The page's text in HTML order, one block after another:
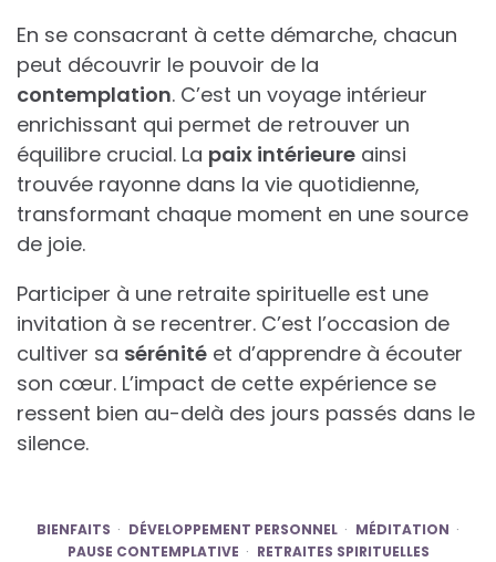
En se consacrant à cette démarche, chacun
peut découvrir le pouvoir de la
contemplation. C’est un voyage intérieur
enrichissant qui permet de retrouver un
équilibre crucial. La paix intérieure ainsi
trouvée rayonne dans la vie quotidienne,
transformant chaque moment en une source
de joie.
Participer à une retraite spirituelle est une
invitation à se recentrer. C’est l’occasion de
cultiver sa sérénité et d’apprendre à écouter
son cœur. L’impact de cette expérience se
ressent bien au-delà des jours passés dans le
silence.
BIENFAITS DÉVELOPPEMENT PERSONNEL
MÉDITATION
PAUSE CONTEMPLATIVE
RETRAITES SPIRITUELLES